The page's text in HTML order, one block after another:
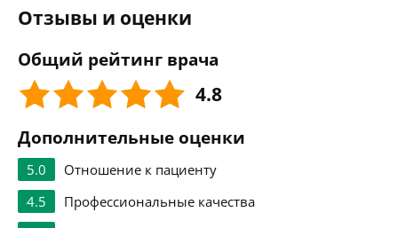
Отзывы и оценки
Общий рейтинг врача
4.8
Дополнительные оценки
5.0
Отношение к пациенту
4.5
Профессиональные качества